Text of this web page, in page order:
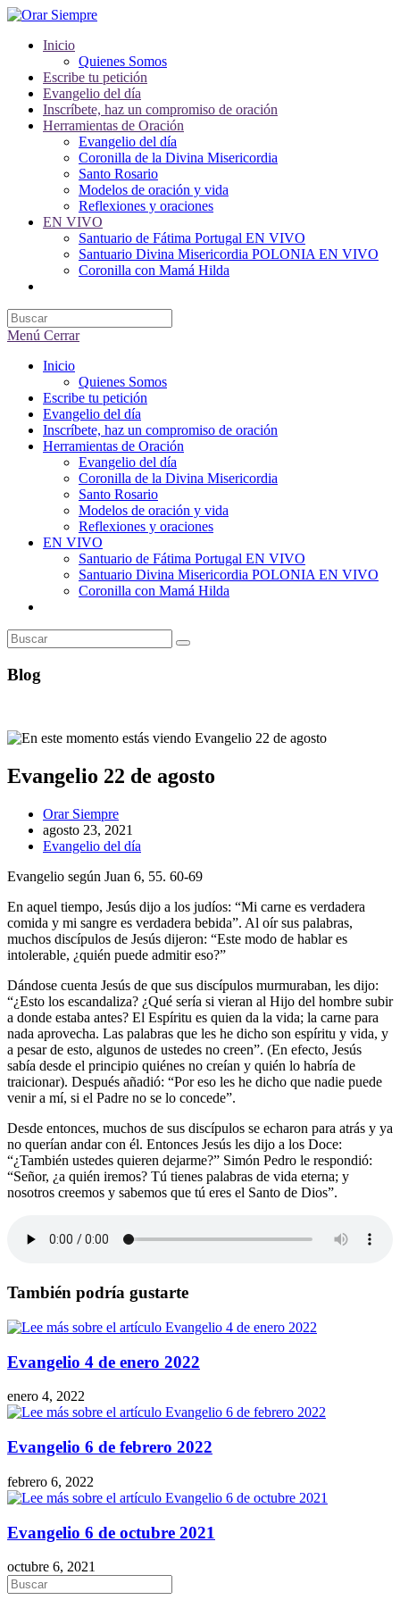
Saltar
contenido
Inicio
Quienes Somos
Escribe tu petición
Evangelio del día
Inscríbete, haz un compromiso de oración
Herramientas de Oración
Evangelio del día
Coronilla de la Divina Misericordia
Santo Rosario
Modelos de oración y vida
Reflexiones y oraciones
EN VIVO
Santuario de Fátima Portugal EN VIVO
Santuario Divina Misericordia POLONIA EN VIVO
Coronilla con Mamá Hilda
de
la
Menú Cerrar
Inicio
Quienes Somos
Escribe tu petición
Evangelio del día
Inscríbete, haz un compromiso de oración
Herramientas de Oración
Evangelio del día
Coronilla de la Divina Misericordia
Santo Rosario
Modelos de oración y vida
Reflexiones y oraciones
EN VIVO
Santuario de Fátima Portugal EN VIVO
Santuario Divina Misericordia POLONIA EN VIVO
Coronilla con Mamá Hilda
de
Blog
Evangelio 22 de agosto
Autor
de
la
Orar Siempre
Publicación
de
entrada:
agosto 23, 2021
Categoría
la
Evangelio del día
Evangelio según Juan 6, 55. 60-69
En aquel tiempo, Jesús dijo a los judíos: “Mi carne es verdadera
comida y mi sangre es verdadera bebida”. Al oír sus palabras,
muchos discípulos de Jesús dijeron: “Este modo de hablar es
intolerable, ¿quién puede admitir eso?”
Dándose cuenta Jesús de que sus discípulos murmuraban, les dijo:
“¿Esto los escandaliza? ¿Qué sería si vieran al Hijo del hombre subir
a donde estaba antes? El Espíritu es quien da la vida; la carne para
nada aprovecha. Las palabras que les he dicho son espíritu y vida, y
a pesar de esto, algunos de ustedes no creen”. (En efecto, Jesús
sabía desde el principio quiénes no creían y quién lo habría de
traicionar). Después añadió: “Por eso les he dicho que nadie puede
venir a mí, si el Padre no se lo concede”.
Desde entonces, muchos de sus discípulos se echaron para atrás y ya
no querían andar con él. Entonces Jesús les dijo a los Doce:
“¿También ustedes quieren dejarme?” Simón Pedro le respondió:
“Señor, ¿a quién iremos? Tú tienes palabras de vida eterna; y
nosotros creemos y sabemos que tú eres el Santo de Dios”.
También podría gustarte
Evangelio 4 de enero 2022
enero 4, 2022
Evangelio 6 de febrero 2022
febrero 6, 2022
Evangelio 6 de octubre 2021
octubre 6, 2021